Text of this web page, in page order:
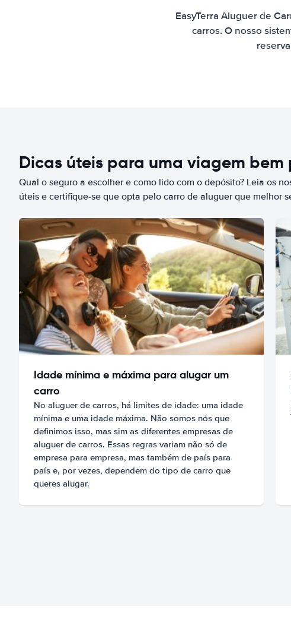
EasyTerra Aluguer de
carros. O nosso
Dicas úteis para uma viagem
Qual o seguro a escolher e como lido com o depósito? Leia os
úteis e certifique-se que opta pelo carro de aluguer que melhor
Idade mínima e máxima para alugar um
carro
No aluguer de carros, há limites de idade: uma idade
mínima e uma idade máxima. Não somos nós que
definimos isso, mas sim as diferentes empresas de
aluguer de carros. Essas regras variam não só de
empresa para empresa, mas também de país para
país e, por vezes, dependem do tipo de carro que
queres alugar.